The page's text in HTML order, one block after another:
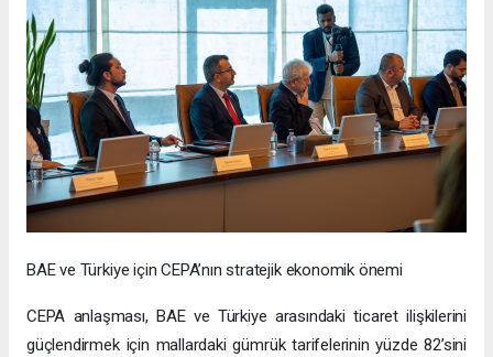
BAE ve Türkiye için CEPA’nın stratejik ekonomik önemi
CEPA anlaşması, BAE ve Türkiye arasındaki ticaret ilişkilerini
güçlendirmek için mallardaki gümrük tarifelerinin yüzde 82’sini